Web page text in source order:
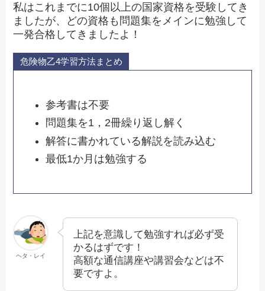
私はこれまでに10個以上の国家資格を受験してき
ましたが、どの資格も問題集をメインに勉強して
一発合格してきましたよ！
危険物乙4学習方法まとめ
参考書は不要
問題集を1，2冊繰り返し解く
解答に書かれている解説を読み込む
最低1か月は勉強する
ヘタ・レイ
上記を意識して勉強すれば必ず受
かるはずです！
高額な通信講座や講習会などは不
要ですよ。